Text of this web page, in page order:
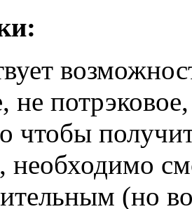
не
чтобы
(но